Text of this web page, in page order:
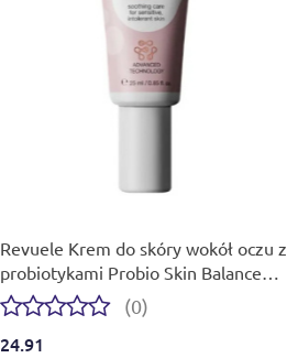
Revuele Krem do skóry wokół oczu z
probiotykami Probio Skin Balance
Probiotic 25 ml
(0)
24.91